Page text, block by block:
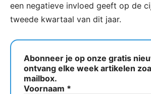
een negatieve invloed geeft op de
tweede kwartaal van dit jaar.
Abonneer je op onze gratis
ontvang elke week artikelen
mailbox.
Voornaam *